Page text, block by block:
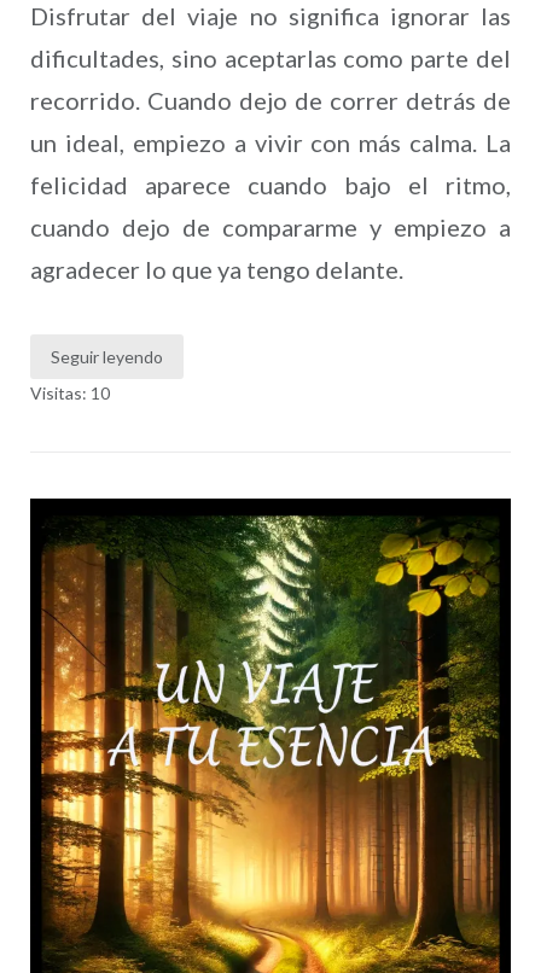
Disfrutar del viaje no significa ignorar las
dificultades, sino aceptarlas como parte del
recorrido. Cuando dejo de correr detrás de
un ideal, empiezo a vivir con más calma. La
felicidad aparece cuando bajo el ritmo,
cuando dejo de compararme y empiezo a
agradecer lo que ya tengo delante.
Seguir leyendo
Visitas: 10